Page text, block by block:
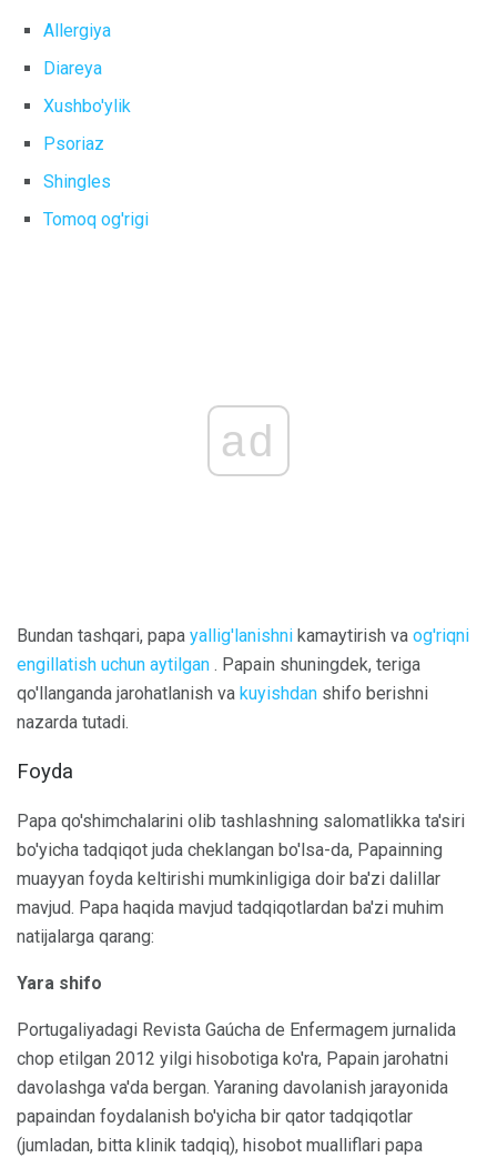
Allergiya
Diareya
Xushbo'ylik
Psoriaz
Shingles
Tomoq og'rigi
ad
Bundan tashqari, papa yallig'lanishni kamaytirish va og'riqni
engillatish uchun aytilgan . Papain shuningdek, teriga
qo'llanganda jarohatlanish va kuyishdan shifo berishni
nazarda tutadi.
Foyda
Papa qo'shimchalarini olib tashlashning salomatlikka ta'siri
bo'yicha tadqiqot juda cheklangan bo'lsa-da, Papainning
muayyan foyda keltirishi mumkinligiga doir ba'zi dalillar
mavjud. Papa haqida mavjud tadqiqotlardan ba'zi muhim
natijalarga qarang:
Yara shifo
Portugaliyadagi Revista Gaúcha de Enfermagem jurnalida
chop etilgan 2012 yilgi hisobotiga ko'ra, Papain jarohatni
davolashga va'da bergan. Yaraning davolanish jarayonida
papaindan foydalanish bo'yicha bir qator tadqiqotlar
(jumladan, bitta klinik tadqiq), hisobot mualliflari papa